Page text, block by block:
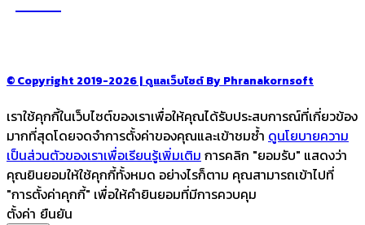
© Copyright 2019-2026 | ดูแลเว็บไซต์ By Phranakornsoft
เราใช้คุกกี้ในเว็บไซต์ของเราเพื่อให้คุณได้รับประสบการณ์ที่เกี่ยวข้อง
มากที่สุดโดยจดจำการตั้งค่าของคุณและเข้าชมซ้ำ ดูนโยบายความ
เป็นส่วนตัวของเราเพื่อเรียนรู้เพิ่มเติม การคลิก "ยอมรับ" แสดงว่า
คุณยินยอมให้ใช้คุกกี้ทั้งหมด อย่างไรก็ตาม คุณสามารถเข้าไปที่
"การตั้งค่าคุกกี้" เพื่อให้คำยินยอมที่มีการควบคุม
ตั้งค่า ยืนยัน